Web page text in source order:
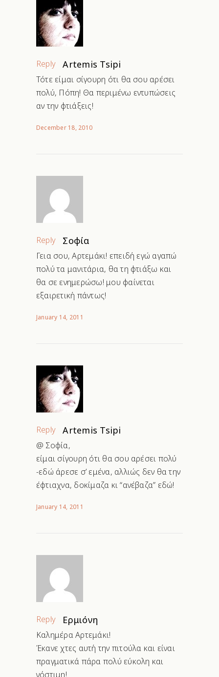
Reply Artemis Tsipi
Τότε είμαι σίγουρη ότι θα σου αρέσει
πολύ, Πόπη! Θα περιμένω εντυπώσεις
αν την φτιάξεις!
December 18, 2010
Reply Σοφία
Γεια σου, Αρτεμάκι! επειδή εγώ αγαπώ
πολύ τα μανιτάρια, θα τη φτιάξω και
θα σε ενημερώσω! μου φαίνεται
εξαιρετική πάντως!
January 14, 2011
Reply Artemis Tsipi
@ Σοφία,
είμαι σίγουρη ότι θα σου αρέσει πολύ
-εδώ άρεσε σ’ εμένα, αλλιώς δεν θα την
έφτιαχνα, δοκίμαζα κι “ανέβαζα” εδώ!
January 14, 2011
Reply Ερμιόνη
Καλημέρα Αρτεμάκι!
Έκανε χτες αυτή την πιτούλα και είναι
πραγματικά πάρα πολύ εύκολη και
νόστιμη!